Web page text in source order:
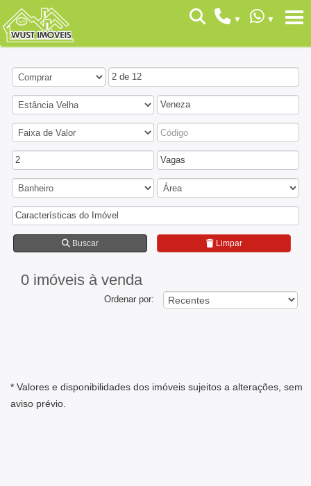
2 de 12
Veneza
2 Vagas
Características do Imóvel
Buscar Limpar
0 imóveis à venda
Ordenar por:
* Valores e disponibilidades dos imóveis sujeitos a alterações, sem
aviso prévio.